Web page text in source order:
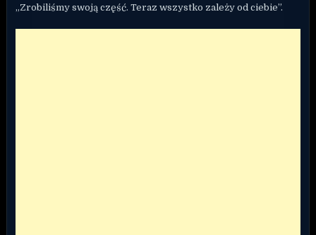
„Zrobiliśmy swoją część. Teraz wszystko zależy od ciebie”.